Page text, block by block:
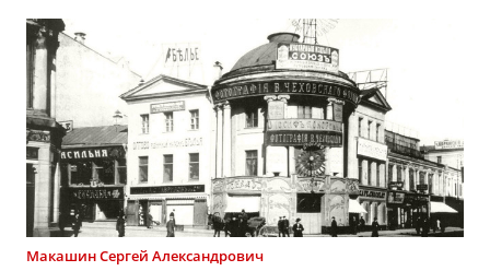
МакашинСергей Александрович